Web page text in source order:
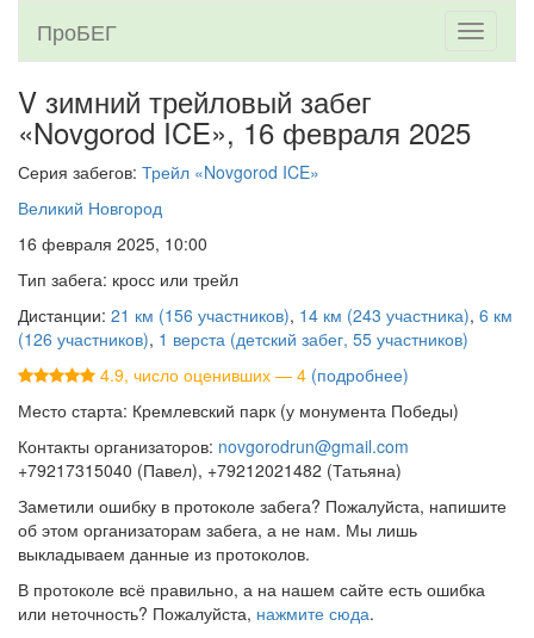
Toggle
ПроБЕГ
V зимний трейловый забег
«Novgorod ICE», 16 февраля 2025
Серия забегов: Трейл «Novgorod ICE»
Великий Новгород
16 февраля 2025, 10:00
Тип забега: кросс или трейл
Дистанции: 21 км (156 участников), 14 км (243 участника), 6 км
(126 участников), 1 верста (детский забег, 55 участников)
4.9, число оценивших — 4 (подробнее)
Место старта: Кремлевский парк (у монумента Победы)
Контакты организаторов: novgorodrun@gmail.com
+79217315040 (Павел), +79212021482 (Татьяна)
Заметили ошибку в протоколе забега? Пожалуйста, напишите
об этом организаторам забега, а не нам. Мы лишь
выкладываем данные из протоколов.
В протоколе всё правильно, а на нашем сайте есть ошибка
или неточность? Пожалуйста, нажмите сюда.